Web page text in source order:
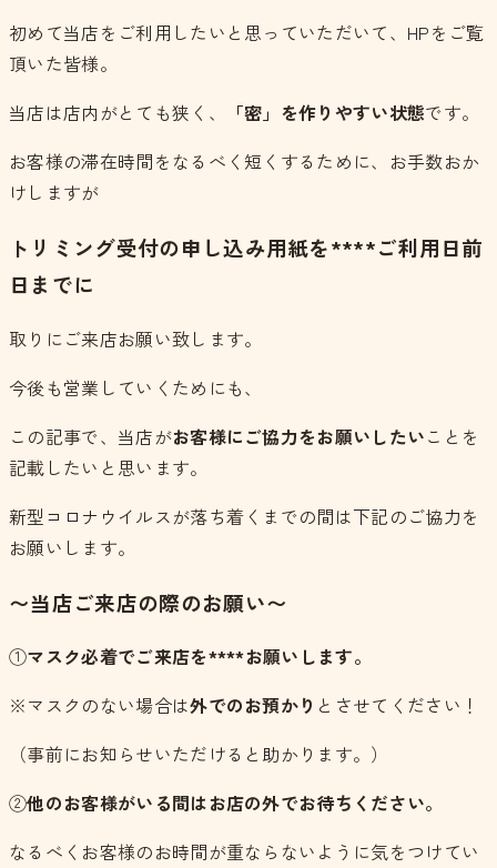
初めて当店をご利用したいと思っていただいて、HPをご覧
頂いた皆様。
当店は店内がとても狭く、
「密」を作りやすい状態です。
お客様の滞在時間をなるべく短くするために、お手数おか
けしますが
トリミング受付の申し込み用紙を****ご利用日前
日までに
取りにご来店お願い致します。
今後も営業していくためにも、
この記事で、当店がお客様にご協力をお願いしたいことを
記載したいと思います。
新型コロナウイルスが落ち着くまでの間は下記のご協力を
お願いします。
〜当店ご来店の際のお願い〜
①マスク必着でご来店を****お願いします。
※マスクのない場合は外でのお預かり とさせてください！
（事前にお知らせいただけると助かります。）
②他のお客様がいる間はお店の外でお待ちください。
なるべくお客様のお時間が重ならないように気をつけてい